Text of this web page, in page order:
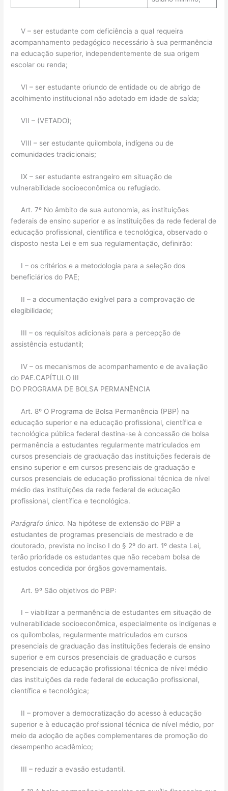
V – ser estudante com deficiência a qual requeira
acompanhamento pedagógico necessário à sua permanência
na educação superior, independentemente de sua origem
escolar ou renda;
VI – ser estudante oriundo de entidade ou de abrigo de
acolhimento institucional não adotado em idade de saída;
VII – (VETADO);
VIII – ser estudante quilombola, indígena ou de
comunidades tradicionais;
IX – ser estudante estrangeiro em situação de
vulnerabilidade socioeconômica ou refugiado.
Art. 7º No âmbito de sua autonomia, as instituições
federais de ensino superior e as instituições da rede federal de
educação profissional, científica e tecnológica, observado o
disposto nesta Lei e em sua regulamentação, definirão:
I – os critérios e a metodologia para a seleção dos
beneficiários do PAE;
II – a documentação exigível para a comprovação de
elegibilidade;
III – os requisitos adicionais para a percepção de
assistência estudantil;
IV – os mecanismos de acompanhamento e de avaliação
do PAE.CAPÍTULO III
DO PROGRAMA DE BOLSA PERMANÊNCIA
Art. 8º O Programa de Bolsa Permanência (PBP) na
educação superior e na educação profissional, científica e
tecnológica pública federal destina-se à concessão de bolsa
permanência a estudantes regularmente matriculados em
cursos presenciais de graduação das instituições federais de
ensino superior e em cursos presenciais de graduação e
cursos presenciais de educação profissional técnica de nível
médio das instituições da rede federal de educação
profissional, científica e tecnológica.
Parágrafo único. Na hipótese de extensão do PBP a
estudantes de programas presenciais de mestrado e de
doutorado, prevista no inciso I do § 2º do art. 1º desta Lei,
terão prioridade os estudantes que não recebam bolsa de
estudos concedida por órgãos governamentais.
Art. 9º São objetivos do PBP:
I – viabilizar a permanência de estudantes em situação de
vulnerabilidade socioeconômica, especialmente os indígenas e
os quilombolas, regularmente matriculados em cursos
presenciais de graduação das instituições federais de ensino
superior e em cursos presenciais de graduação e cursos
presenciais de educação profissional técnica de nível médio
das instituições da rede federal de educação profissional,
científica e tecnológica;
II – promover a democratização do acesso à educação
superior e à educação profissional técnica de nível médio, por
meio da adoção de ações complementares de promoção do
desempenho acadêmico;
III – reduzir a evasão estudantil.